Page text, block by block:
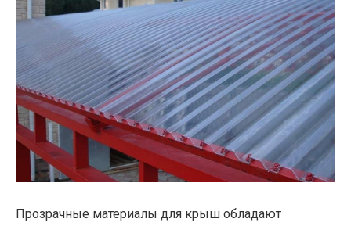
Прозрачные материалы для крыш обладают